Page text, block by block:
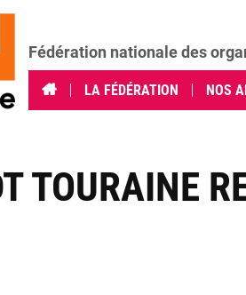
Fédération nationale des
LA FÉDÉRATION NOS
TOURAINE